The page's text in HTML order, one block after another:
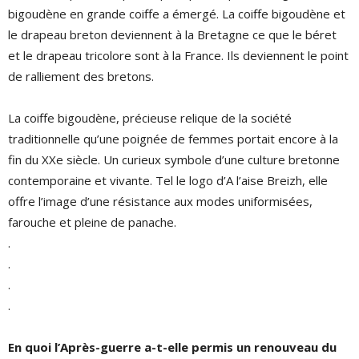
bigoudène en grande coiffe a émergé. La coiffe bigoudène et
le drapeau breton deviennent à la Bretagne ce que le béret
et le drapeau tricolore sont à la France. Ils deviennent le point
de ralliement des bretons.
La coiffe bigoudène, précieuse relique de la société
traditionnelle qu’une poignée de femmes portait encore à la
fin du XXe siècle. Un curieux symbole d’une culture bretonne
contemporaine et vivante. Tel le logo d’A l’aise Breizh, elle
offre l’image d’une résistance aux modes uniformisées,
farouche et pleine de panache.
.
.
.
.
En quoi l’Après-guerre a-t-elle permis un renouveau du